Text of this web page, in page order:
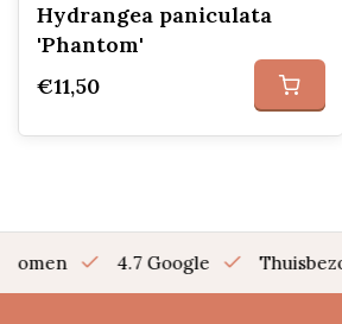
Hydrangea paniculata
'Phantom'
€11,50
bomen 4.7 Google